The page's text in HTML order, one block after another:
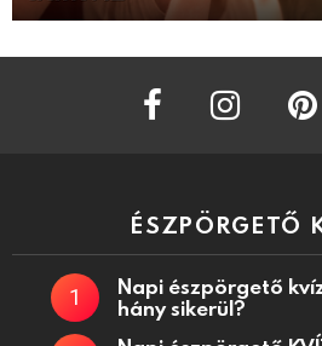
facebook instagram
ÉSZPÖRGETŐ
Napi észpörgető
hány sikerül?